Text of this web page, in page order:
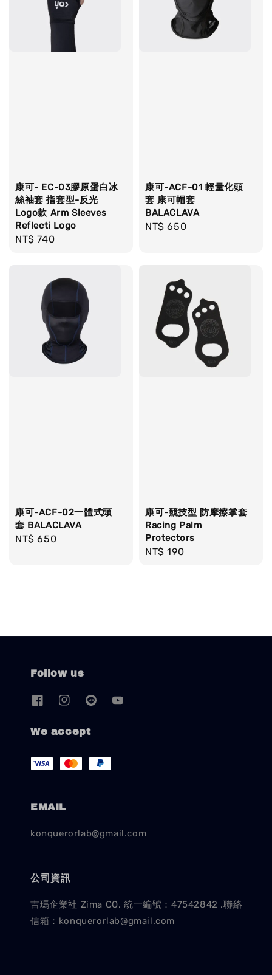
康可- EC-03膠原蛋白冰
絲袖套 指套型-反光
Logo款 Arm Sleeves
Reflecti Logo
Regular
NT$ 740
康可-ACF-01 輕量化頭
套 康可帽套
BALACLAVA
Regular
NT$ 650
康可-ACF-02一體式頭
套 BALACLAVA
Regular
NT$ 650
康可-競技型 防摩擦掌套
Racing Palm
Protectors
Regular
NT$ 190
Follow us
We accept
EMAIL
konquerorlab@gmail.com
公司資訊
吉瑪企業社 Zima CO. 統一編號：47542842 .聯絡
信箱：konquerorlab@gmail.com